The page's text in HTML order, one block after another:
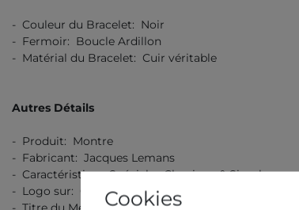
- Couleur du Bracelet: Noir
- Fermoir: Boucle Ardillon
- Matérial du Bracelet: Cuir véritable
Autres Détails
- Produit: Montre
- Fabricant: Jacques Lemans
- Caractéristique Spéciale: Classique & Simple
- Logo sur: Cadran, Couronne, Fond, Boucle,
Cookies